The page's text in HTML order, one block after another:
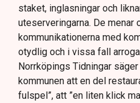
staket, inglasningar och
uteserveringarna. De menar
kommunikationerna med
otydlig och i vissa fall
Norrköpings Tidningar
kommunen att en del
fulspel”, att ”en liten klick